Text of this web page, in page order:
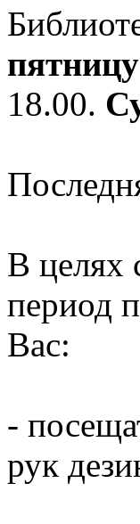
пятницу
18.00.
В целях
период
Вас:
-
рук